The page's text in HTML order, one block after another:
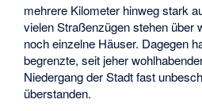
mehrere Kilometer hinweg stark
vielen Straßenzügen stehen über
noch einzelne Häuser. Dagegen
begrenzte, seit jeher
Niedergang der Stadt fast
überstanden.